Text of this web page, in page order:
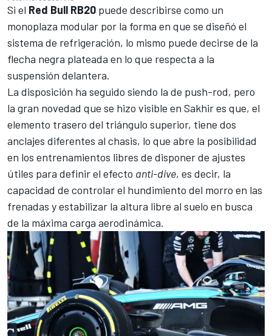
Si el Red Bull RB20 puede describirse como un
monoplaza modular por la forma en que se diseñó el
sistema de refrigeración, lo mismo puede decirse de la
flecha negra plateada en lo que respecta a la
suspensión delantera.
La disposición ha seguido siendo la de push-rod, pero
la gran novedad que se hizo visible en Sakhir es que, el
elemento trasero del triángulo superior, tiene dos
anclajes diferentes al chasis, lo que abre la posibilidad
en los entrenamientos libres de disponer de ajustes
útiles para definir el efecto anti-dive, es decir, la
capacidad de controlar el hundimiento del morro en las
frenadas y estabilizar la altura libre al suelo en busca
de la máxima carga aerodinámica.